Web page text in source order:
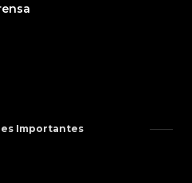
Importantes